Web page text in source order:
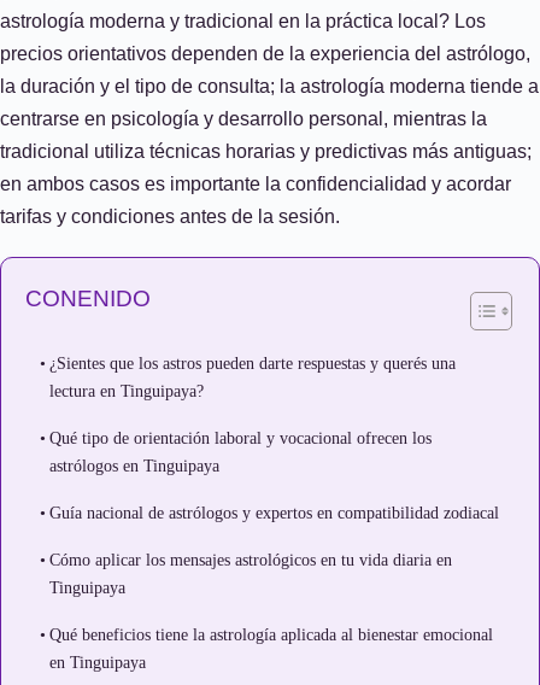
astrología moderna y tradicional en la práctica local? Los
precios orientativos dependen de la experiencia del astrólogo,
la duración y el tipo de consulta; la astrología moderna tiende a
centrarse en psicología y desarrollo personal, mientras la
tradicional utiliza técnicas horarias y predictivas más antiguas;
en ambos casos es importante la confidencialidad y acordar
tarifas y condiciones antes de la sesión.
CONENIDO
¿Sientes que los astros pueden darte respuestas y querés una
lectura en Tinguipaya?
Qué tipo de orientación laboral y vocacional ofrecen los
astrólogos en Tinguipaya
Guía nacional de astrólogos y expertos en compatibilidad zodiacal
Cómo aplicar los mensajes astrológicos en tu vida diaria en
Tinguipaya
Qué beneficios tiene la astrología aplicada al bienestar emocional
en Tinguipaya